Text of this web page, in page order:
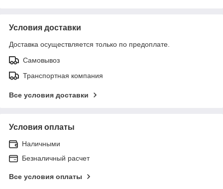
Условия доставки
Доставка осуществляется только по предоплате.
Самовывоз
Транспортная компания
Все условия доставки
Условия оплаты
Наличными
Безналичный расчет
Все условия оплаты